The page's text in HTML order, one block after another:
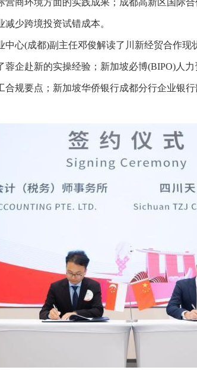
商环境方面的实践成果；成都高新区国际
少跨境投资试错成本。
(成都)副主任邓俊解读了川新经贸合作现
企赴新的实操经验；新加坡必博(BIPO)人
合规要点；新加坡华侨银行成都分行企业银